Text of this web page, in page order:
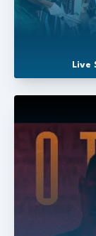
Live